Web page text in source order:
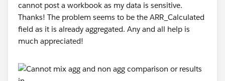
cannot post a workbook as my data is sensitive.
Thanks! The problem seems to be the ARR_Calculated
field as it is already aggregated. Any and all help is
much appreciated!